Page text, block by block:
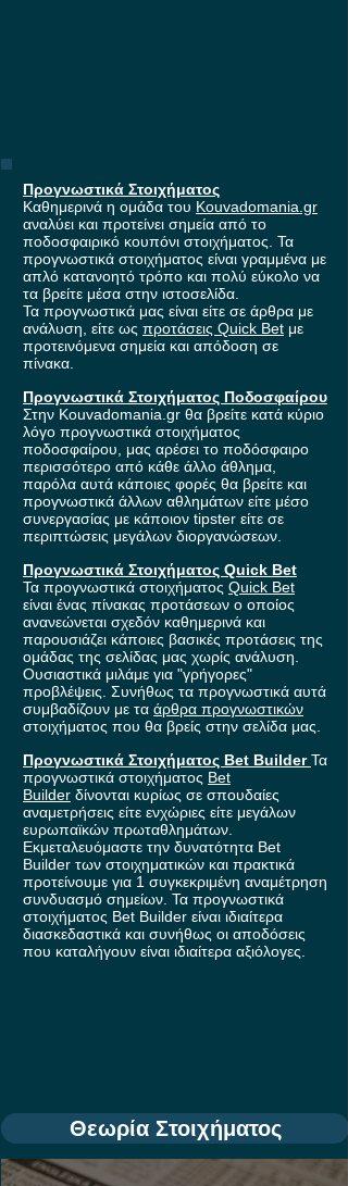
Προγνωστικά Στοιχήματος
Καθημερινά η ομάδα του Kouvadomania.gr
αναλύει και προτείνει σημεία από το
ποδοσφαιρικό κουπόνι στοιχήματος. Τα
προγνωστικά στοιχήματος είναι γραμμένα με
απλό κατανοητό τρόπο και πολύ εύκολο να
τα βρείτε μέσα στην ιστοσελίδα.
Τα προγνωστικά μας είναι είτε σε άρθρα με
ανάλυση, είτε ως προτάσεις Quick Bet με
προτεινόμενα σημεία και απόδοση σε
πίνακα.
Προγνωστικά Στοιχήματος Ποδοσφαίρου
Στην Kouvadomania.gr θα βρείτε κατά κύριο
λόγο προγνωστικά στοιχήματος
ποδοσφαίρου, μας αρέσει το ποδόσφαιρο
περισσότερο από κάθε άλλο άθλημα,
παρόλα αυτά κάποιες φορές θα βρείτε και
προγνωστικά άλλων αθλημάτων είτε μέσο
συνεργασίας με κάποιον tipster είτε σε
περιπτώσεις μεγάλων διοργανώσεων.
Προγνωστικά Στοιχήματος Quick Bet
Τα προγνωστικά στοιχήματος Quick Bet
είναι ένας πίνακας προτάσεων ο οποίος
ανανεώνεται σχεδόν καθημερινά και
παρουσιάζει κάποιες βασικές προτάσεις της
ομάδας της σελίδας μας χωρίς ανάλυση.
Ουσιαστικά μιλάμε για "γρήγορες"
προβλέψεις. Συνήθως τα προγνωστικά αυτά
συμβαδίζουν με τα άρθρα προγνωστικών
στοιχήματος που θα βρείς στην σελίδα μας.
Προγνωστικά Στοιχήματος Bet BuilderΤα
προγνωστικά στοιχήματος Bet
Builder δίνονται κυρίως σε σπουδαίες
αναμετρήσεις είτε ενχώριες είτε μεγάλων
ευρωπαϊκών πρωταθλημάτων.
Εκμεταλευόμαστε την δυνατότητα Bet
Builder των στοιχηματικών και πρακτικά
προτείνουμε για 1 συγκεκριμένη αναμέτρηση
συνδυασμό σημείων. Τα προγνωστικά
στοιχήματος Bet Builder είναι ιδιαίτερα
διασκεδαστικά και συνήθως οι αποδόσεις
που καταλήγουν είναι ιδιαίτερα αξιόλογες.
Θεωρία Στοιχήματος